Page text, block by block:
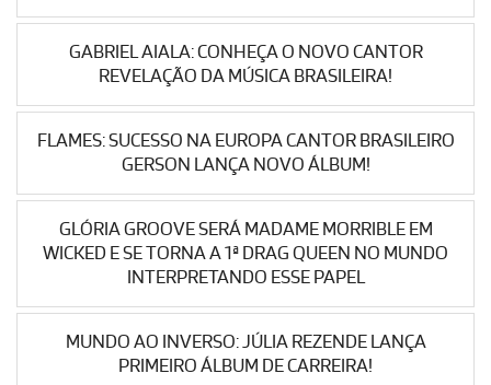
GABRIEL AIALA: CONHEÇA O NOVO CANTOR
REVELAÇÃO DA MÚSICA BRASILEIRA!
FLAMES: SUCESSO NA EUROPA CANTOR BRASILEIRO
GERSON LANÇA NOVO ÁLBUM!
GLÓRIA GROOVE SERÁ MADAME MORRIBLE EM
WICKED E SE TORNA A 1ª DRAG QUEEN NO MUNDO
INTERPRETANDO ESSE PAPEL
MUNDO AO INVERSO: JÚLIA REZENDE LANÇA
PRIMEIRO ÁLBUM DE CARREIRA!